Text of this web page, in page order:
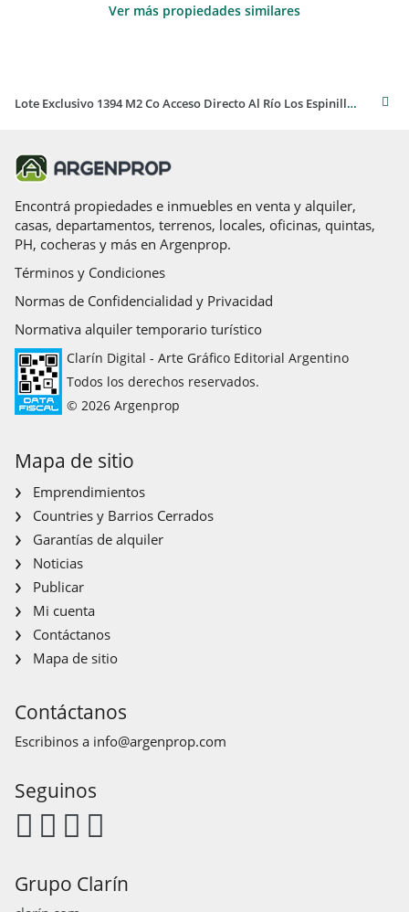
Ver más propiedades similares
Lote Exclusivo 1394 M2 Co Acceso Directo Al Río Los Espinillos- Potrero De Garay-859
Encontrá propiedades e inmuebles en venta y alquiler,
casas, departamentos, terrenos, locales, oficinas, quintas,
PH, cocheras y más en Argenprop.
Términos y Condiciones
Normas de Confidencialidad y Privacidad
Normativa alquiler temporario turístico
Clarín Digital - Arte Gráfico Editorial Argentino
Todos los derechos reservados.
© 2026 Argenprop
Mapa de sitio
Emprendimientos
Countries y Barrios Cerrados
Garantías de alquiler
Noticias
Publicar
Mi cuenta
Contáctanos
Mapa de sitio
Contáctanos
Escribinos a info@argenprop.com
Seguinos
Grupo Clarín